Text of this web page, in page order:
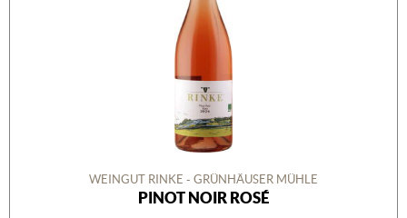
WEINGUT RINKE - GRÜNHÄUSER MÜHLE
PINOT NOIR ROSÉ